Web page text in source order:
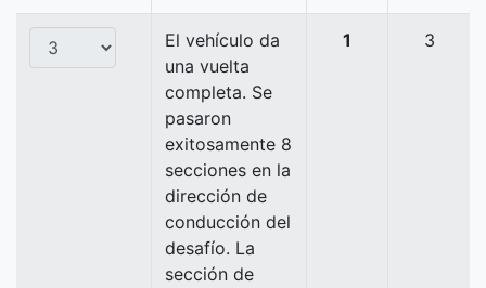
El vehículo da
una vuelta
completa. Se
pasaron
exitosamente 8
secciones en la
dirección de
conducción del
desafío. La
sección de
1 3